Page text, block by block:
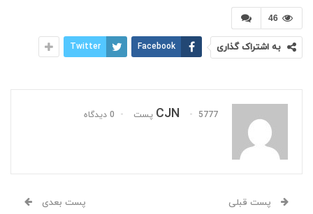
46
به اشتراک گذاری Facebook
Twitter
CJN 5777 پست 0 دیدگاه
پست قبلی پست بعدی